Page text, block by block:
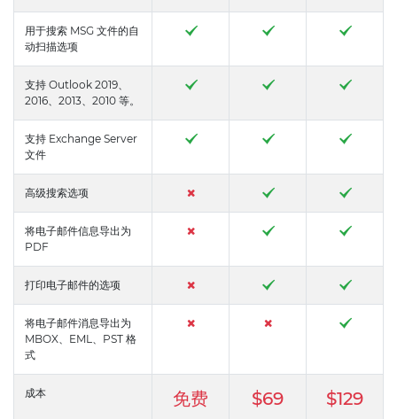
用于搜索 MSG 文件的自
动扫描选项
支持 Outlook 2019、
2016、2013、2010 等。
支持 Exchange Server
文件
高级搜索选项
将电子邮件信息导出为
PDF
打印电子邮件的选项
将电子邮件消息导出为
MBOX、EML、PST 格
式
成本 免费 $69 $129